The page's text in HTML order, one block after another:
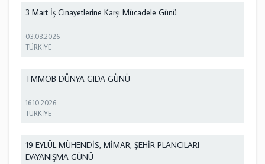
3 Mart İş Cinayetlerine Karşı Mücadele Günü
03.03.2026
TÜRKİYE
TMMOB DÜNYA GIDA GÜNÜ
16.10.2026
TÜRKİYE
19 EYLÜL MÜHENDİS, MİMAR, ŞEHİR PLANCILARI
DAYANIŞMA GÜNÜ